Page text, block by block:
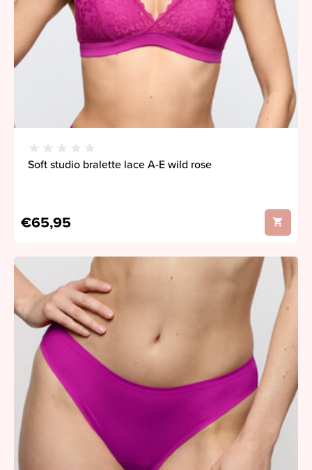
Soft studio bralette lace A-E wild rose
€65,95